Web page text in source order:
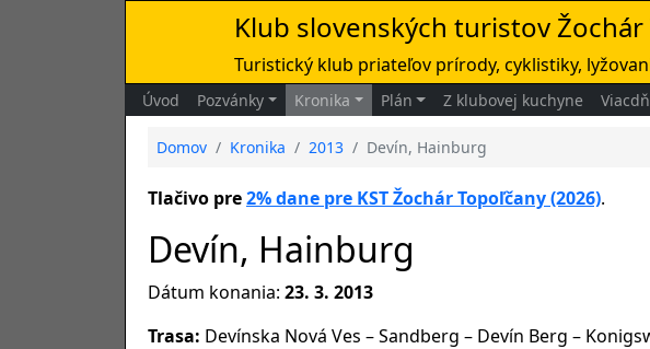
Klub slovenských turistov Žochár
Turistický klub priateľov prírody, cyklistiky,
Úvod Pozvánky Kronika Plán Z klubovej kuchyne
Domov Kronika 2013 Devín, Hainburg
Tlačivo pre2% dane pre KST Žochár Topoľčany (2026).
Devín, Hainburg
Dátum konania: 23. 3. 2013
Trasa: Devínska Nová Ves – Sandberg – Devín Berg –